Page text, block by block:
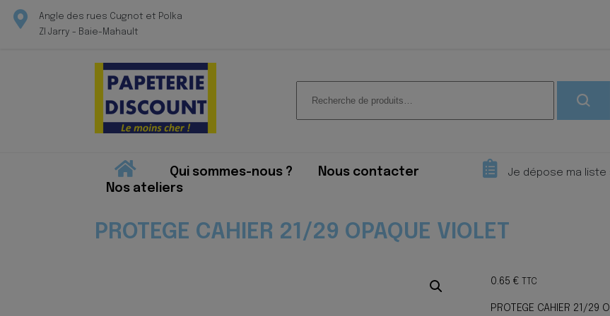
Angle des rues Cugnot et Polka
ZI Jarry - Baie-Mahault
pour :
Qui sommes-nous ?
Nous contacter
Nos ateliers
Je dépose ma liste
PROTEGE CAHIER 21/29 OPAQUE VIOLET
0.65 € TTC
PROTEGE CAHIER 21/29